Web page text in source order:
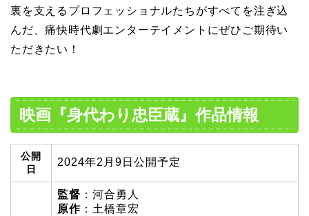
裏を支えるプロフェッショナルたちがすべてを注ぎ込
んだ、痛快時代劇エンターテイメントにぜひご期待い
ただきたい！
映画『身代わり忠臣蔵』作品情報
公開
日
2024年2月9日公開予定
監督 ：河合勇人
原作 ：土橋章宏